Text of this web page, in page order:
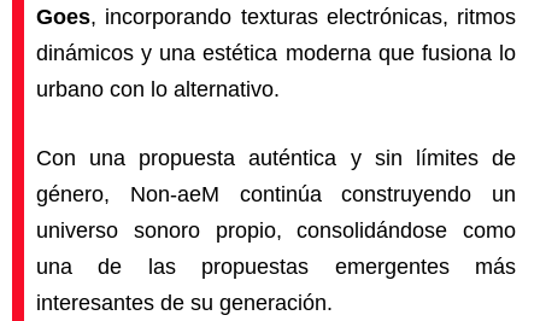
Goes, incorporando texturas electrónicas, ritmos
dinámicos y una estética moderna que fusiona lo
urbano con lo alternativo.
Con una propuesta auténtica y sin límites de
género, Non-aeM continúa construyendo un
universo sonoro propio, consolidándose como
una de las propuestas emergentes más
interesantes de su generación.